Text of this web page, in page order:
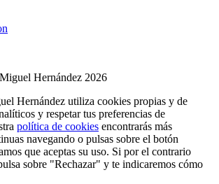
Hernández 2026
Hernández utiliza cookies propias y de
y respetar tus preferencias de
política de cookies encontrarás más
navegando o pulsas sobre el botón
que aceptas su uso. Si por el contrario
sobre "Rechazar" y te indicaremos cómo